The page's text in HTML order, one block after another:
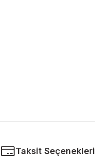
Taksit Seçenekleri